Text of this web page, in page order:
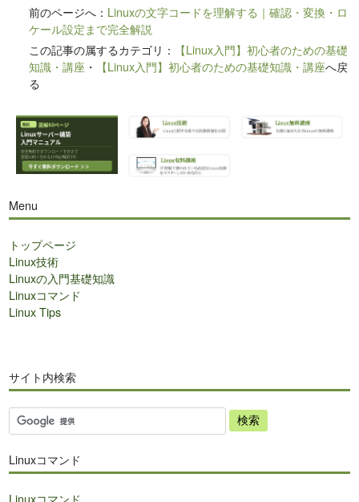
前のページへ： Linuxの文字コードを理解する｜確認・変換・ロ
ケール設定まで完全解説
この記事の属するカテゴリ：
【Linux入門】初心者のための基礎
知識・講座 ・ 【Linux入門】初心者のための基礎知識・講座へ戻
る
Menu
トップページ
Linux技術
Linuxの入門基礎知識
Linuxコマンド
Linux Tips
サイト内検索
サ
イ
内
Linuxコマンド
Linuxコマンド